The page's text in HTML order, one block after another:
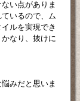
い点がありま
いるので、ム
ルを実現でき
なり、抜けに
みだと思いま